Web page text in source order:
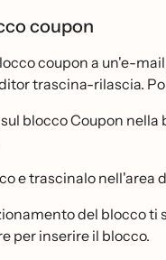
coupon
coupon a un'e-
trascina-rilascia.
blocco Coupon nella
e trascinalo nell'area
del blocco ti
per inserire il blocco.